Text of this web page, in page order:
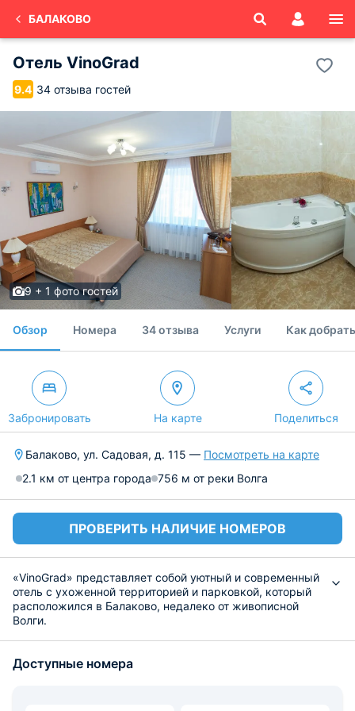
БАЛАКОВО
Отель VinoGrad
9.4 34 отзыва гостей
9 + 1 фото гостей
Обзор Номера 34 отзыва Услуги Как
Забронировать На карте Поделиться
Балаково, ул. Садовая, д. 115 — Посмотреть на карте
2.1 км от центра города 756 м от реки Волга
ПРОВЕРИТЬ НАЛИЧИЕ НОМЕРОВ
«VinoGrad» представляет собой уютный и современный
отель с ухоженной территорией и парковкой, который
расположился в Балаково, недалеко от живописной
Волги.
проживанию гостей предусмотрены 9 современных
Доступные номера